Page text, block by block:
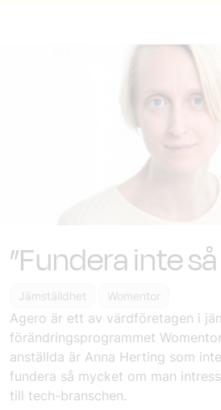
”Fundera inte
Jämställdhet Womentor
Agero är ett av värdföretagen i
förändringsprogrammet
anställda är Anna Herting som
fundera så mycket om man
till tech-branschen.